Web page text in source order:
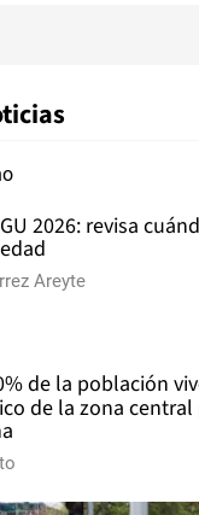
2026: revisa
Areyte
de la población
de la zona